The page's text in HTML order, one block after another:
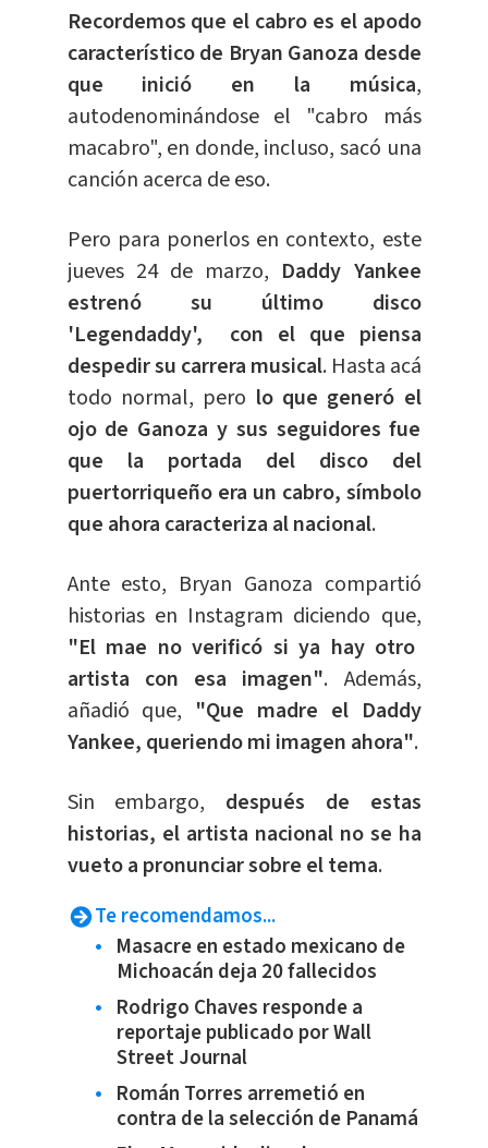
Recordemos que el cabro es el apodo
característico de Bryan Ganoza desde
que inició en la música,
autodenominándose el "cabro más
macabro", en donde, incluso, sacó una
canción acerca de eso.
Pero para ponerlos en contexto, este
jueves 24 de marzo, Daddy Yankee
estrenó su último disco
'Legendaddy', con el que piensa
despedir su carrera musical. Hasta acá
todo normal, pero lo que generó el
ojo de Ganoza y sus seguidores fue
que la portada del disco del
puertorriqueño era un cabro, símbolo
que ahora caracteriza al nacional.
Ante esto, Bryan Ganoza compartió
historias en Instagram diciendo que,
"El mae no verificó si ya hay otro
artista con esa imagen". Además,
añadió que, "Que madre el Daddy
Yankee, queriendo mi imagen ahora".
Sin embargo, después de estas
historias, el artista nacional no se ha
vueto a pronunciar sobre el tema.
Te recomendamos...
Masacre en estado mexicano de
Michoacán deja 20 fallecidos
Rodrigo Chaves responde a
reportaje publicado por Wall
Street Journal
Román Torres arremetió en
contra de la selección de Panamá